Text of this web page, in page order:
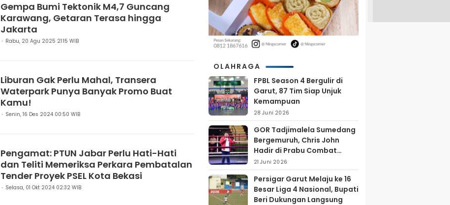
Gempa Bumi Tektonik M4,7 Guncang
Karawang, Getaran Terasa hingga
Jakarta
Rabu, 20 Agu 2025 21:15 WIB
Liburan Gak Perlu Mahal, Transera
Waterpark Punya Banyak Promo Buat
Kamu!
Senin, 16 Des 2024 00:50 WIB
Pengamat: PTUN Jabar Perlu Hati-Hati
dan Teliti Memeriksa Perkara Pembatalan
Tender Proyek PSEL Kota Bekasi
Selasa, 01 Okt 2024 02:32 WIB
OLAHRAGA
FPBL Season 4 Bergulir di
Garut, 87 Tim Siap Unjuk
Kemampuan
28 Juni 2026
GOR Tadjimalela Sumedang
Bergemuruh, Chris John
Hadir di Prabu Combat
Series 2026
21 Juni 2026
Persigar Garut Melaju ke 16
Besar Liga 4 Nasional, Bupati
Beri Dukungan Langsung